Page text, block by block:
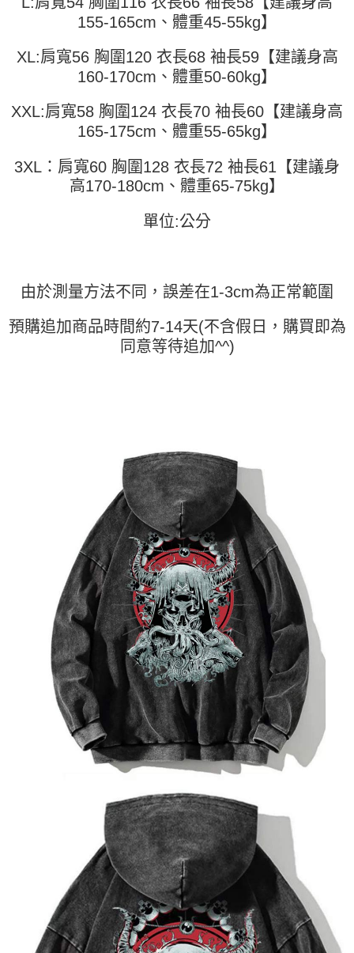
用戶於交易時，得透過本服務購買商品或服務，並由商店將買賣／分期付款
買賣價金債權讓與本公司後，依約使用本公司帳單繳交帳款。
資料（包含姓名、電話或地址）提供予台灣大哥大進項蒐集、處理及利用，
由本公司與您本人進行分期帳單所需資料之確認、核對及更正。
3.完整用戶服務條款，請詳閱以下連結：https://oppay.tw/userRule
※ 請注意：結帳手續完成當下不需立刻繳費，但若您需要取消訂單，請聯絡
購買商品的店家。未經商家同意取消之訂單仍視為有效，需透過AFTEE先享
後付繳納相關費用。
是否繳費成功／繳費後需取消欲退款等相關疑問，請聯繫「AFTEE先享後付
客戶支援中心」 https://netprotections.freshdesk.com/support/home
【注意事項】
１．透過由恩沛科技股份有限公司提供之「AFTEE先享後付」服務完成之交
易，需依本服務之必要範圍內提供個人資料，並將交易相關給付款項請求債
２．關於個人資料處理事宜，請瀏覽以下網址：
https://aftee.tw/terms/#terms3
３．未成年的使用者請事先徵得法定代理人或監護人之同意方可使用
４．使用「AFTEE先享後付」時，將依據個別帳號之用戶狀況，依本公司即
恩沛科技股份有限公司將有權停止該用戶之使用額度並採取法律行動。
每筆NT$45，滿NT$499(含以上)免運費
付款 後7-11取貨
每筆NT$45，滿NT$499(含以上)免運費
每筆NT$70，滿NT$499(含以上)免運費
155-165cm、體重45-55kg】
XL:肩寬56 胸圍120 衣長68 袖長59【建議身高
160-170cm、體重50-60kg】
XXL:肩寬58 胸圍124 衣長70 袖長60【建議身高
165-175cm、體重55-65kg】
3XL：肩寬60 胸圍128 衣長72 袖長61【建議身
高170-180cm、體重65-75kg】
單位:公分
由於測量方法不同，誤差在1-3cm為正常範圍
預購追加商品時間約7-14天(不含假日，購買即為
同意等待追加^^)